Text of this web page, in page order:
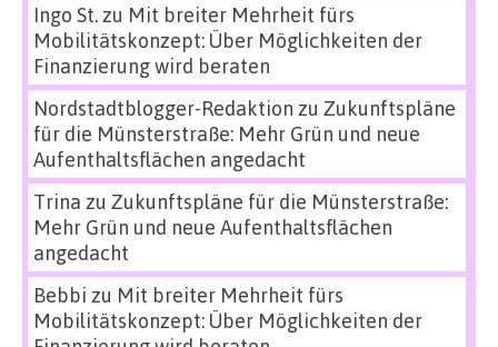
Ingo St.zu Mit breiter Mehrheit fürs
Mobilitätskonzept: Über Möglichkeiten der
Finanzierung wird beraten
Nordstadtblogger-Redaktion zu Zukunftspläne
für die Münsterstraße: Mehr Grün und neue
Aufenthaltsflächen angedacht
Trina zu Zukunftspläne für die Münsterstraße:
Mehr Grün und neue Aufenthaltsflächen
angedacht
Bebbi zu Mit breiter Mehrheit fürs
Mobilitätskonzept: Über Möglichkeiten der